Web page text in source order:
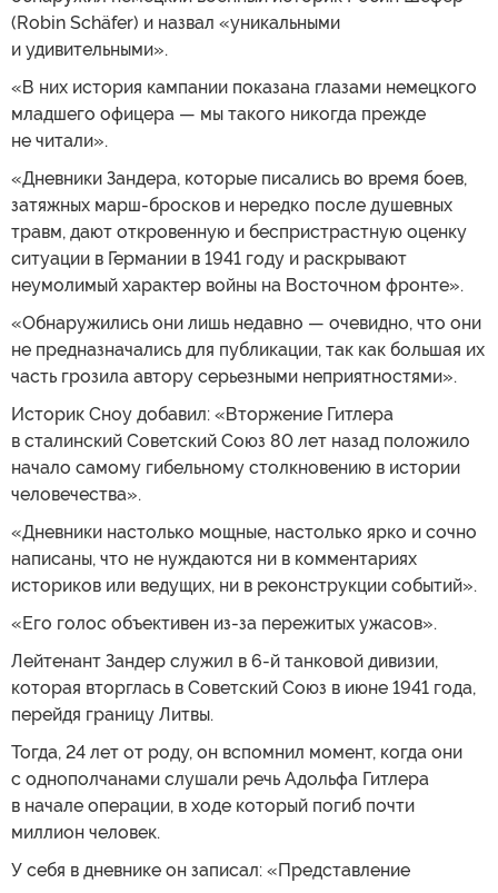
(Robin Schäfer) и назвал «уникальными
и удивительными».
«В них история кампании показана глазами немецкого
младшего офицера — мы такого никогда прежде
не читали».
«Дневники Зандера, которые писались во время боев,
затяжных марш-бросков и нередко после душевных
травм, дают откровенную и беспристрастную оценку
ситуации в Германии в 1941 году и раскрывают
неумолимый характер войны на Восточном фронте».
«Обнаружились они лишь недавно — очевидно, что они
не предназначались для публикации, так как большая их
часть грозила автору серьезными неприятностями».
Историк Сноу добавил: «Вторжение Гитлера
в сталинский Советский Союз 80 лет назад положило
начало самому гибельному столкновению в истории
человечества».
«Дневники настолько мощные, настолько ярко и сочно
написаны, что не нуждаются ни в комментариях
историков или ведущих, ни в реконструкции событий».
«Его голос объективен из-за пережитых ужасов».
Лейтенант Зандер служил в 6-й танковой дивизии,
которая вторглась в Советский Союз в июне 1941 года,
перейдя границу Литвы.
Тогда, 24 лет от роду, он вспомнил момент, когда они
с однополчанами слушали речь Адольфа Гитлера
в начале операции, в ходе который погиб почти
миллион человек.
У себя в дневнике он записал: «Представление